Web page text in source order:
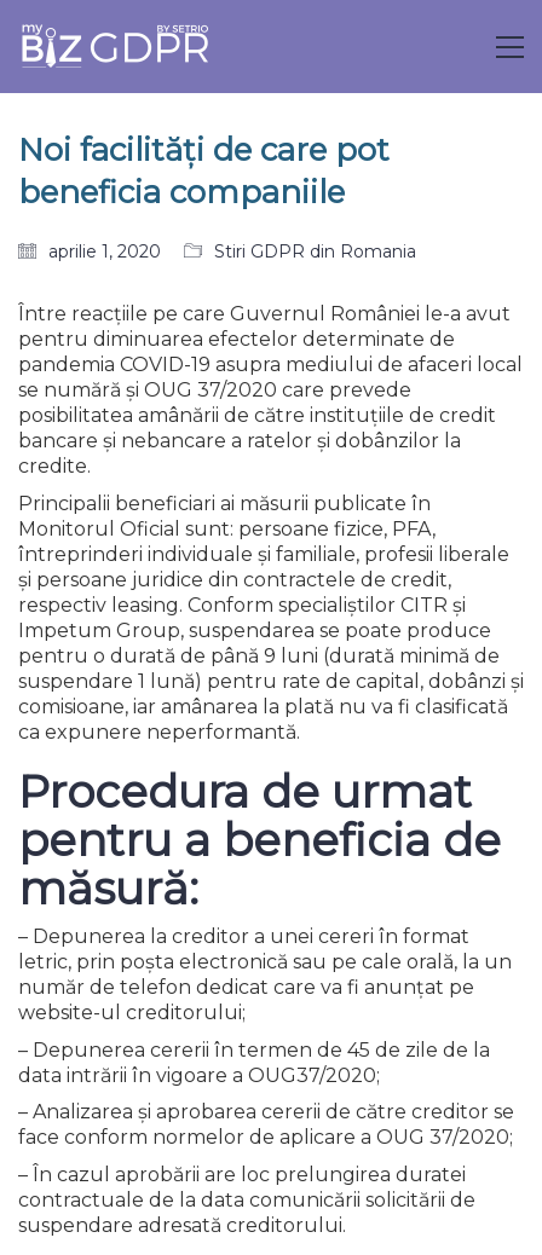
Noi facilități de care pot
beneficia companiile
aprilie 1, 2020 Stiri GDPR din Romania
Între reacțiile pe care Guvernul României le-a avut
pentru diminuarea efectelor determinate de
pandemia COVID-19 asupra mediului de afaceri local
se numără și OUG 37/2020 care prevede
posibilitatea amânării de către instituțiile de credit
bancare și nebancare a ratelor și dobânzilor la
credite.
Principalii beneficiari ai măsurii publicate în
Monitorul Oficial sunt: persoane fizice, PFA,
întreprinderi individuale și familiale, profesii liberale
și persoane juridice din contractele de credit,
respectiv leasing. Conform specialiștilor CITR și
Impetum Group, suspendarea se poate produce
pentru o durată de până 9 luni (durată minimă de
suspendare 1 lună) pentru rate de capital, dobânzi și
comisioane, iar amânarea la plată nu va fi clasificată
ca expunere neperformantă.
Procedura de urmat
pentru a beneficia de
măsură:
– Depunerea la creditor a unei cereri în format
letric, prin poșta electronică sau pe cale orală, la un
număr de telefon dedicat care va fi anunțat pe
website-ul creditorului;
– Depunerea cererii în termen de 45 de zile de la
data intrării în vigoare a OUG37/2020;
– Analizarea și aprobarea cererii de către creditor se
face conform normelor de aplicare a OUG 37/2020;
– În cazul aprobării are loc prelungirea duratei
contractuale de la data comunicării solicitării de
suspendare adresată creditorului.